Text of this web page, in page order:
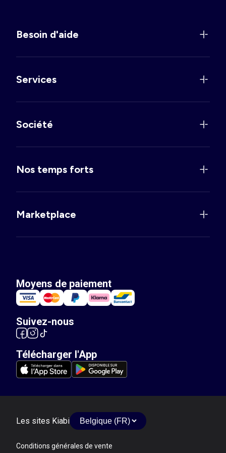
Besoin d'aide
Services
Société
Nos temps forts
Marketplace
Moyens de paiement
Suivez-nous
Télécharger l'App
Les sites Kiabi
Conditions générales de vente